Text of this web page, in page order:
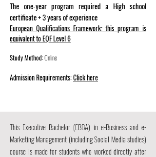
The one-year program required a High school
certificate + 3 years of experience
European Qualifications Framework: this program is
equivalent to EQF Level 6
Study Method:Online
Admission Requirements:Click here​
This Executive Bachelor (EBBA) in e-Business and e-
Marketing Management (including Social Media studies)
course is made for students who worked directly after